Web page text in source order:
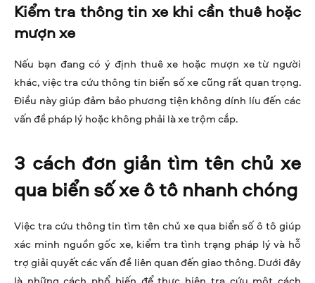
Kiểm tra thông tin xe khi cần thuê hoặc
mượn xe
Nếu bạn đang có ý định thuê xe hoặc mượn xe từ người
khác, việc tra cứu thông tin biển số xe cũng rất quan trọng.
Điều này giúp đảm bảo phương tiện không dính líu đến các
vấn đề pháp lý hoặc không phải là xe trộm cắp.
3 cách đơn giản tìm tên chủ xe
qua biển số xe ô tô nhanh chóng
Việc tra cứu thông tin tìm tên chủ xe qua biển số ô tô giúp
xác minh nguồn gốc xe, kiểm tra tình trạng pháp lý và hỗ
trợ giải quyết các vấn đề liên quan đến giao thông. Dưới đây